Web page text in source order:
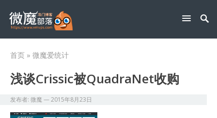
首页 » 微魔爱统计
浅谈Crissic被QuadraNet收购
发布者:微魔—2015年8月23日